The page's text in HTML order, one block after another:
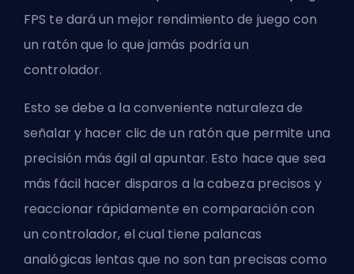
FPS te dará un mejor rendimiento de juego con
un ratón que lo que jamás podría un
controlador.
Esto se debe a la conveniente naturaleza de
señalar y hacer clic de un ratón que permite una
precisión más ágil al apuntar. Esto hace que sea
más fácil hacer disparos a la cabeza precisos y
reaccionar rápidamente en comparación con
un controlador, el cual tiene palancas
analógicas lentas que no son tan precisas como